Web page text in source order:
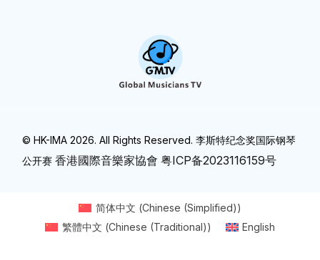
© HK-IMA 2026. All Rights Reserved. 李斯特纪念奖国际钢琴
公开赛香港國際音樂家協會 粤ICP备2023116159号
简体中文 (Chinese (Simplified))
繁體中文 (Chinese (Traditional)) English